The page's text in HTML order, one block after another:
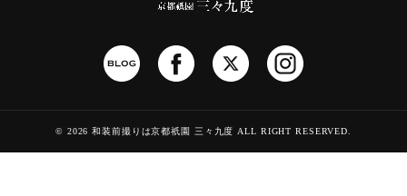
© 2026 和装前撮りは京都祇園 三々九度 ALL RIGHT RESERVED.